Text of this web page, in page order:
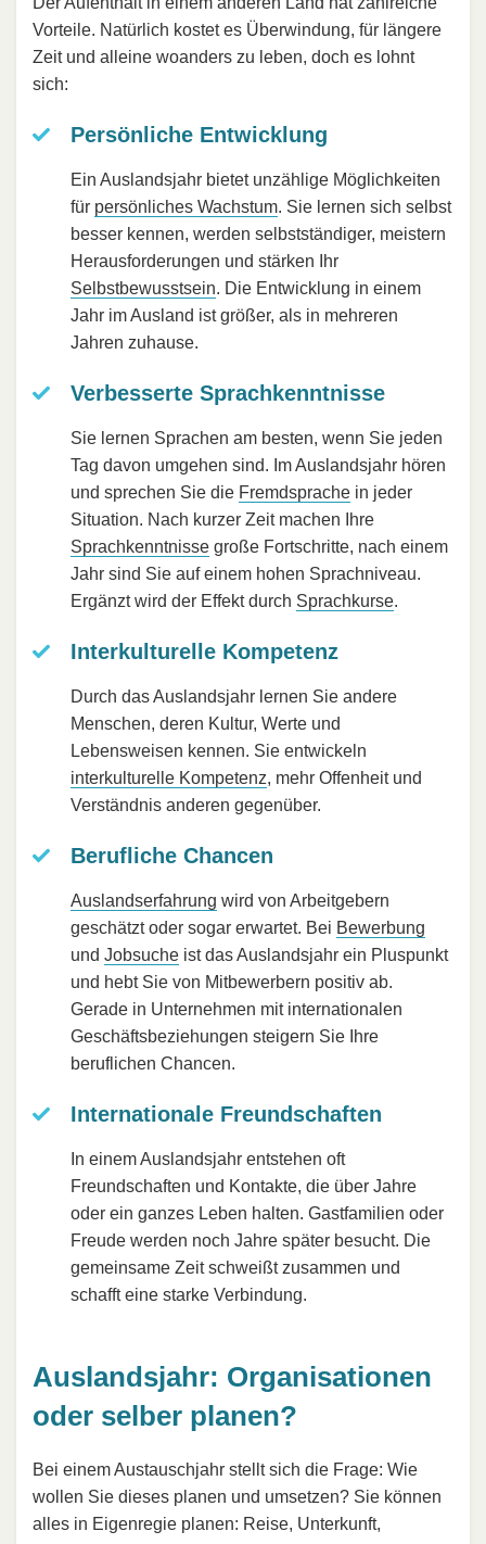
Vorteile. Natürlich kostet es Überwindung, für längere
Zeit und alleine woanders zu leben, doch es lohnt
sich:
Persönliche Entwicklung
Ein Auslandsjahr bietet unzählige Möglichkeiten
für persönliches Wachstum. Sie lernen sich selbst
besser kennen, werden selbstständiger, meistern
Herausforderungen und stärken Ihr
Selbstbewusstsein. Die Entwicklung in einem
Jahr im Ausland ist größer, als in mehreren
Jahren zuhause.
Verbesserte Sprachkenntnisse
Sie lernen Sprachen am besten, wenn Sie jeden
Tag davon umgehen sind. Im Auslandsjahr hören
und sprechen Sie die Fremdsprache in jeder
Situation. Nach kurzer Zeit machen Ihre
Sprachkenntnisse große Fortschritte, nach einem
Jahr sind Sie auf einem hohen Sprachniveau.
Ergänzt wird der Effekt durch Sprachkurse.
Interkulturelle Kompetenz
Durch das Auslandsjahr lernen Sie andere
Menschen, deren Kultur, Werte und
Lebensweisen kennen. Sie entwickeln
interkulturelle Kompetenz, mehr Offenheit und
Verständnis anderen gegenüber.
Berufliche Chancen
Auslandserfahrung wird von Arbeitgebern
geschätzt oder sogar erwartet. Bei Bewerbung
und Jobsuche ist das Auslandsjahr ein Pluspunkt
und hebt Sie von Mitbewerbern positiv ab.
Gerade in Unternehmen mit internationalen
Geschäftsbeziehungen steigern Sie Ihre
beruflichen Chancen.
Internationale Freundschaften
In einem Auslandsjahr entstehen oft
Freundschaften und Kontakte, die über Jahre
oder ein ganzes Leben halten. Gastfamilien oder
Freude werden noch Jahre später besucht. Die
gemeinsame Zeit schweißt zusammen und
schafft eine starke Verbindung.
Auslandsjahr: Organisationen
oder selber planen?
Bei einem Austauschjahr stellt sich die Frage: Wie
wollen Sie dieses planen und umsetzen? Sie können
alles in Eigenregie planen: Reise, Unterkunft,